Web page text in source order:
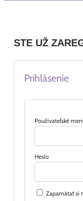
STE UŽ
Prihlásenie
Používateľské
Heslo *
Zapamätať si